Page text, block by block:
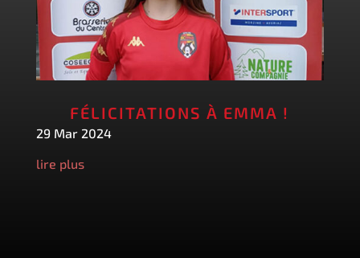
FÉLICITATIONS À EMMA !
29 Mar 2024
lire plus